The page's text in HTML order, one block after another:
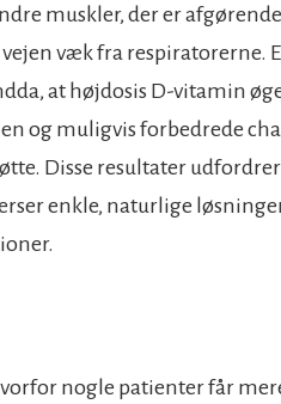
muskler, der er
væk fra respiratorerne.
at højdosis D-vitamin
og muligvis forbedrede
Disse resultater
enkle, naturlige
nogle patienter får